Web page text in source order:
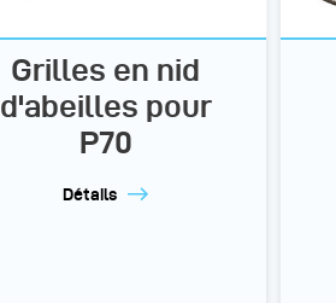
Grilles en nid
d'abeilles pour
P70
Détails